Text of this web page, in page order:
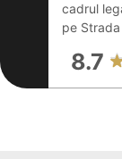
cadrul
pe
8.7